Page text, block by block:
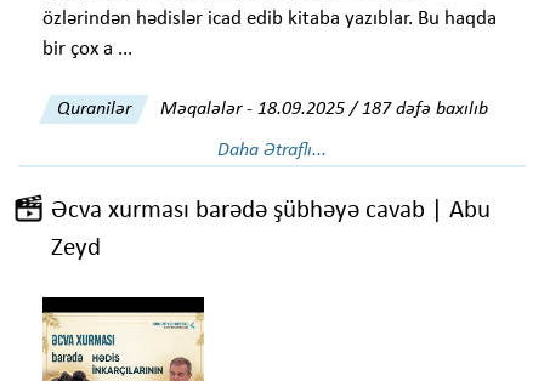
özlərindən hədislər icad edib kitaba yazıblar. Bu haqda
bir çox a ...
Quranilər Məqalələr- 18.09.2025 / 187 dəfə baxılıb
Daha Ətraflı...
Əcva xurması barədə şübhəyə cavab | Abu
Zeyd